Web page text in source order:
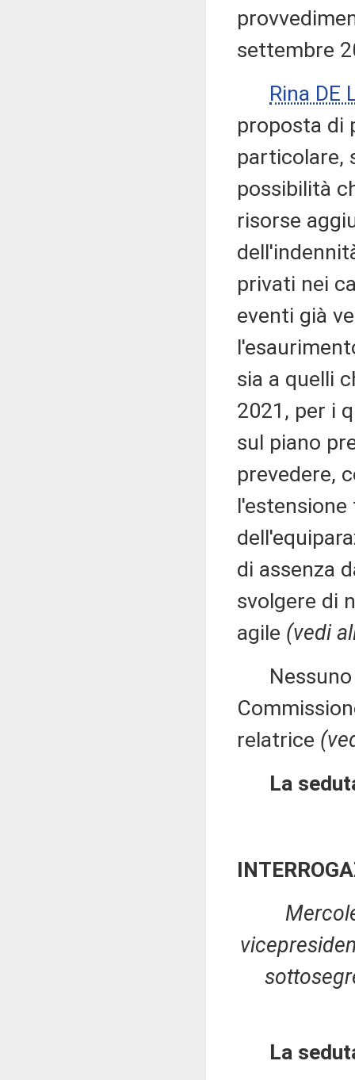
settembre
Rina DE
proposta di
particolare,
possibilità
risorse
privati nei
eventi già
sia a quelli
2021, per i
sul piano
prevedere,
di assenza
svolgere di
agile (vedi
Nessuno
relatrice
La
La